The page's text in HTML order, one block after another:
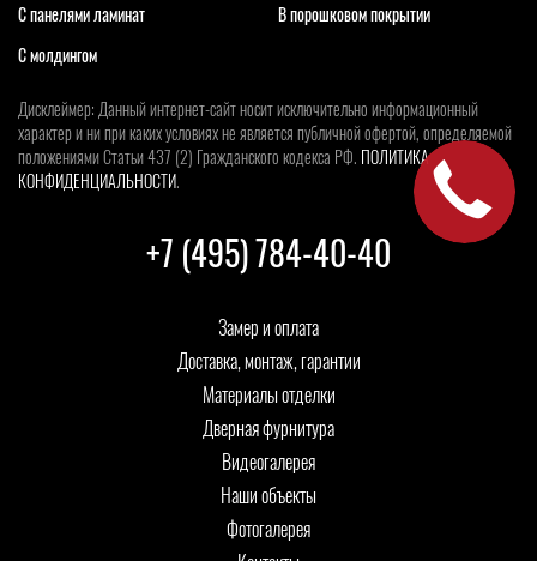
+7 (495) 784-40-40
Замер и оплата
Доставка, монтаж, гарантии
Материалы отделки
Дверная фурнитура
Видеогалерея
Наши объекты
Фотогалерея
С панелями ламинат
В порошковом покрытии
С молдингом
Дисклеймер: Данный интернет-сайт носит исключительно информационный
характер и ни при каких условиях не является публичной офертой, определяемой
положениями Статьи 437 (2) Гражданского кодекса РФ. ПОЛИТИКА
КОНФИДЕНЦИАЛЬНОСТИ.